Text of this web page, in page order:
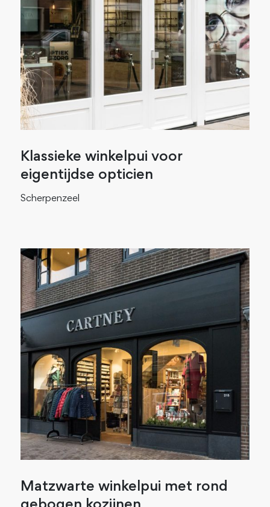
Klassieke winkelpui voor
eigentijdse opticien
Scherpenzeel
Matzwarte winkelpui met rond